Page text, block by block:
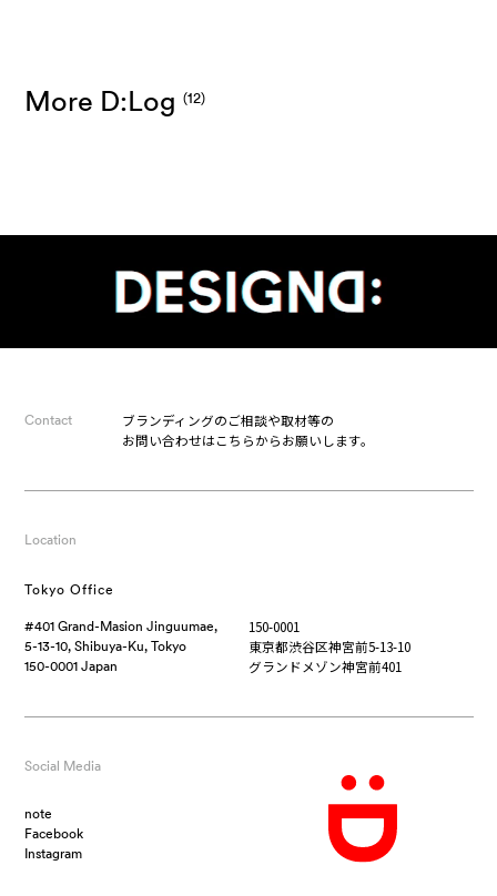
More D:Log (12)
Contact
ブランディングのご相談や取材等の
お問い合わせはこちらからお願いします。
Location
Tokyo Office
#401 Grand-Masion Jinguumae,
5-13-10, Shibuya-Ku, Tokyo
150-0001 Japan
150-0001
東京都渋谷区神宮前5-13-10
グランドメゾン神宮前401
Social Media
note
Facebook
Instagram